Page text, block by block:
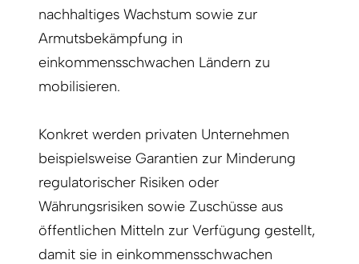
nachhaltiges Wachstum sowie zur
Armutsbekämpfung in
einkommensschwachen Ländern zu
mobilisieren.
Konkret werden privaten Unternehmen
beispielsweise Garantien zur Minderung
regulatorischer Risiken oder
Währungsrisiken sowie Zuschüsse aus
öffentlichen Mitteln zur Verfügung gestellt,
damit sie in einkommensschwachen